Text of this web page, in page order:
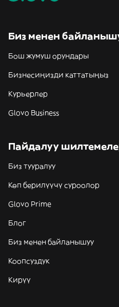
Биз менен
Бош жумуш орундары
Бизнесиңизди каттатыңыз
Курьерлер
Glovo Business
Пайдалуу
Биз тууралуу
Көп берилүүчү суроолор
Glovo Prime
Блог
Биз менен байланышуу
Коопсуздук
Кирүү